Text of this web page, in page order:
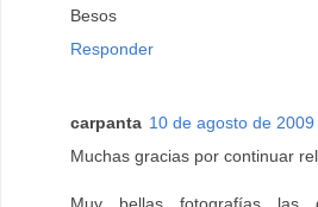
Besos
Responder
carpanta 10 de agosto de
Muchas gracias por continuar